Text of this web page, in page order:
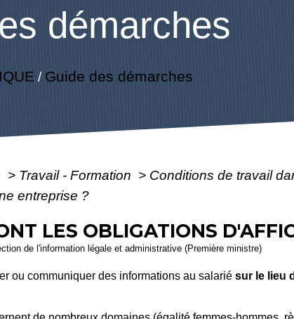
démarches
/ Guide des démarches
> Travail - Formation > Conditions de travail
entreprise ?
LES OBLIGATIONS
de l'information légale et administrative (Première ministre)
ou communiquer des informations au salariésur le lieu